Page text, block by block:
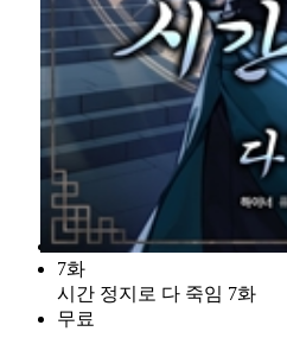
7화
시간 정지로 다 죽임 7화
무료